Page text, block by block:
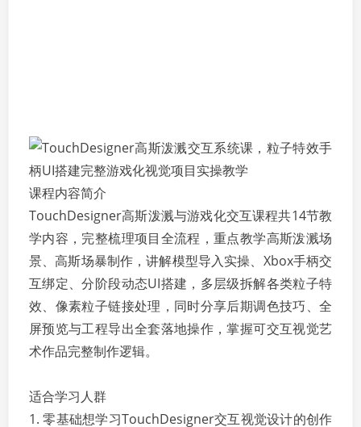
课程内容简介
TouchDesigner高斯泼溅与游戏化交互课程共14节教
学内容，完整梳理项目全流程，重点教学高斯泼溅场
景、高斯场暴制作，讲解模型导入实操、Xbox手柄交
互绑定、分阶段动态UI搭建，多层级拆解各类粒子特
效、像素粒子链接处理，同时分享后期调色技巧、全
屏预览与工程导出全套落地操作，掌握可交互视觉艺
术作品完整制作逻辑。
适合学习人群
1. 零基础想学习TouchDesigner交互视觉设计的创作